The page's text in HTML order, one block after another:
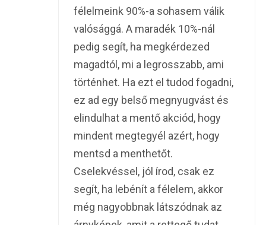
félelmeink 90%-a sohasem válik
valósággá. A maradék 10%-nál
pedig segít, ha megkérdezed
magadtól, mi a legrosszabb, ami
történhet. Ha ezt el tudod fogadni,
ez ad egy belső megnyugvást és
elindulhat a mentő akciód, hogy
mindent megtegyél azért, hogy
mentsd a menthetőt.
Cselekvéssel, jól írod, csak ez
segít, ha lebénít a félelem, akkor
még nagyobbnak látszódnak az